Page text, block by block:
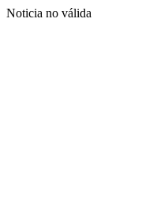
Noticia no válida